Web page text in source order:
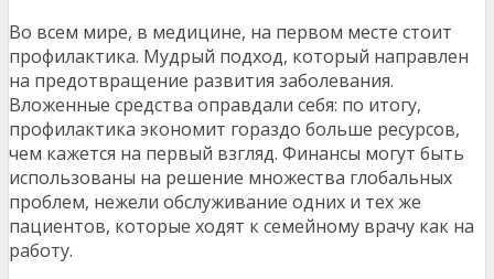
Во всем мире, в медицине, на первом месте стоит
профилактика. Мудрый подход, который направлен
на предотвращение развития заболевания.
Вложенные средства оправдали себя: по итогу,
профилактика экономит гораздо больше ресурсов,
чем кажется на первый взгляд. Финансы могут быть
использованы на решение множества глобальных
проблем, нежели обслуживание одних и тех же
пациентов, которые ходят к семейному врачу как на
работу.